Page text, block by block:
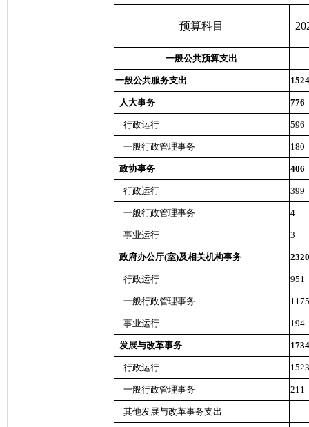
预算科目
一般公共预算支出
一般公共服务支出
人大事务 776
行政运行 596
一般行政管理事务 180
政协事务 406
行政运行 399
一般行政管理事务 4
事业运行 3
政府办公厅(室)及相关机构事务 2320
行政运行 951
一般行政管理事务 1175
事业运行 194
发展与改革事务 1734
行政运行 1523
一般行政管理事务 211
其他发展与改革事务支出